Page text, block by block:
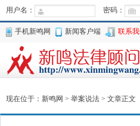
用户名： 密码：
手机新鸣网 新闻客户端 联系
现在位于： 新鸣网 > 举案说法 > 文章正文